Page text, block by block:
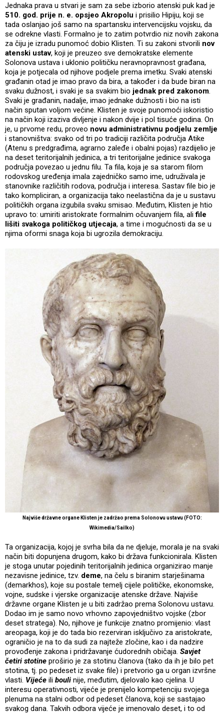
Jednaka prava u stvari je sam za sebe izborio atenski puk kad je
510. god. prije n. e. opsjeo Akropolu i prisilio Hipiju, koji se
tada oslanjao još samo na spartansku intervencijsku vojsku, da
se odrekne vlasti. Formalno je to zatim potvrdio niz novih zakona
za čiju je izradu punomoć dobio Klisten. Ti su zakoni stvorili nov
atenski ustav, koji je preuzeo sve demokratske elemente
Solonova ustava i uklonio političku neravnopravnost građana,
koja je potjecala od njihove podjele prema imetku. Svaki atenski
građanin otad je imao pravo da bira, a također i da bude biran na
svaku dužnost, i svaki je sa svakim bio jednak pred zakonom.
Svaki je građanin, nadalje, imao jednake dužnosti i bio na isti
način sputan voljom većine. Klisten je svoje punomoći iskoristio
na način koji izaziva divljenje i nakon dvije i pol tisuće godina. On
je, u prvome redu, proveo novu administrativnu podjelu zemlje
i stanovništva: svako od tri po tradiciji različita područja Atike
(Atenu s predgrađima, agrarno zaleđe i obalni pojas) razdijelio je
na deset teritorijalnih jedinica, a tri teritorijalne jedinice svakoga
područja povezao u jednu filu. Ta fila, koja je sa starom filom
rodovskog uređenja imala zajedničko samo ime, udruživala je
stanovnike različitih rodova, područja i interesa. Sastav file bio je
tako kompliciran, a organizacija tako neelastična da je u sustavu
političkih organa izgubila svaku smisao. Međutim, Klisten je htio
upravo to: umiriti aristokrate formalnim očuvanjem fila, alifile
lišiti svakoga političkog utjecaja, a time i mogućnosti da se u
njima oformi snaga koja bi ugrozila demokraciju.
Najviše državne organe Klisten je zadržao prema Solonovu ustavu (FOTO:
Wikimedia/Sailko)
Ta organizacija, kojoj je svrha bila da ne djeluje, morala je na svaki
način biti dopunjena drugom, kako bi država funkcionirala. Klisten
je stoga unutar pojedinih teritorijalnih jedinica organizirao manje
nezavisne jedinice, tzv. deme, na čelu s biranim starješinama
(demarkhos), koje su postale temelj cijele političke, ekonomske,
vojne, sudske i vjerske organizacije atenske države. Najviše
državne organe Klisten je u biti zadržao prema Solonovu ustavu.
Dodao im je samo novo vrhovno zapovjedništvo vojske (zbor
deset stratega). No, njihove je funkcije znatno promijenio: vlast
areopaga, koji je do tada bio rezerviran isključivo za aristokrate,
ograničio je na to da sudi za najteže zločine, kao i da nadzire
provođenje zakona i pridržavanje ćudorednih običaja. Savjet
četiri stotine proširio je za stotinu članova (tako da ih je bilo pet
stotina, tj. po pedeset iz svake file) i pretvorio ga u organ izvršne
vlasti. Vijeće ili bouli nije, međutim, djelovalo kao cjelina. U
interesu operativnosti, vijeće je prenijelo kompetenciju svojega
plenuma na stalni odbor od pedeset članova, koji se sastajao
svakog dana. Takvih odbora vijeće je imenovalo deset, i to od